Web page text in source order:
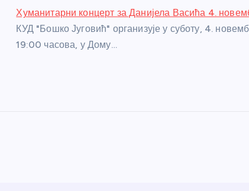
Хуманитарни концерт за Данијела Васића 4.
КУД "Бошко Југовић" организује у суботу, 4.
19:00 часова, у Дому…